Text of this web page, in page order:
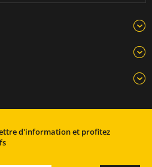
d'information et profitez